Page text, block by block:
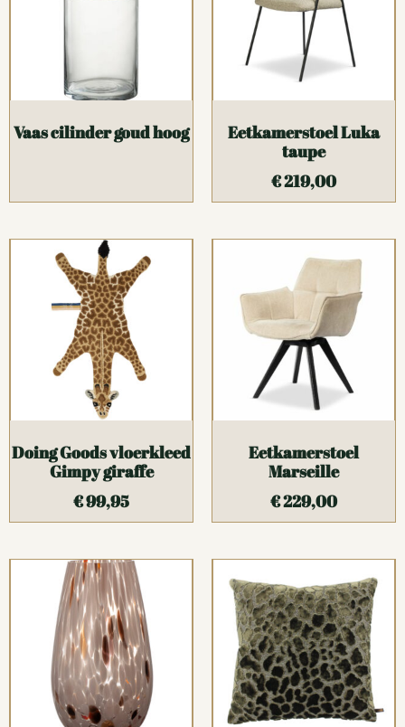
Vaas cilinder goud hoog
Eetkamerstoel Luka
taupe
€219,00
Doing Goods vloerkleed
Gimpy giraffe
€99,95
Eetkamerstoel
Marseille
€229,00